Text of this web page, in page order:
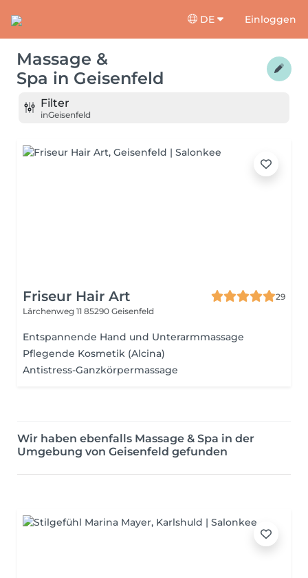
DE Einloggen
Massage &
Spa in Geisenfeld
Filter
inGeisenfeld
Friseur Hair Art
29
Lärchenweg 11 85290 Geisenfeld
Entspannende Hand und Unterarmmassage
Pflegende Kosmetik (Alcina)
Antistress-Ganzkörpermassage
Wir haben ebenfalls Massage & Spa in der
Umgebung von Geisenfeld gefunden